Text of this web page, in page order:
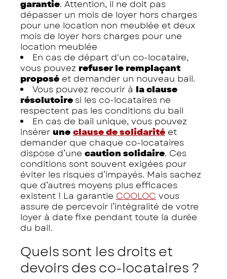
garantie. Attention, il ne doit pas
dépasser un mois de loyer hors charges
pour une location non meublée et deux
mois de loyer hors charges pour une
location meublée
En cas de départ d'un co-locataire,
vous pouvez refuser le remplaçant
proposé et demander un nouveau bail.
Vous pouvez recourir à la clause
résolutoire si les co-locataires ne
respectent pas les conditions du bail
En cas de bail unique, vous pouvez
insérer une clause de solidarité et
demander que chaque co-locataires
dispose d’une caution solidaire. Ces
conditions sont souvent exigées pour
éviter les risques d’impayés. Mais sachez
que d’autres moyens plus efficaces
existent ! La garantie COOLOC vous
assure de percevoir l’intégralité de votre
loyer à date fixe pendant toute la durée
du bail.
Quels sont les droits et
devoirs des co-locataires ?